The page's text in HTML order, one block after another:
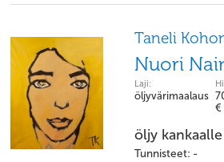
Taneli
Nuori
Laji:
öljyvärimaalaus
€
öljy kankaalle
Tunnisteet: -